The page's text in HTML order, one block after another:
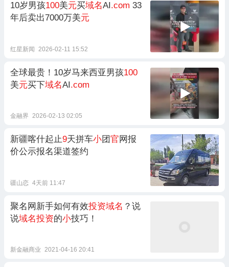
10岁男孩100美元买域名AI .com 33
年后卖出7000万美元
红星新闻 2026-02-11 15:52
全球最贵！10岁马来西亚男孩100
美元买下域名AI.com
金融界 2026-02-13 02:05
新疆喀什起止9天拼车小团官网报
价公示报名渠道签约
疆山恋 4天前 11:47
聚名网新手如何有效投资域名 ？说
说域名投资的小技巧！
新金融商业 2021-04-16 20:41